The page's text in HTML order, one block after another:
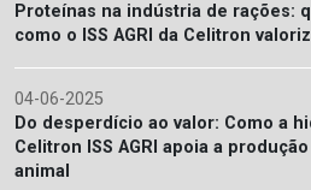
Proteínas na indústria de rações:
como o ISS AGRI da Celitron
04-06-2025
Do desperdício ao valor: Como a
Celitron ISS AGRI apoia a
animal